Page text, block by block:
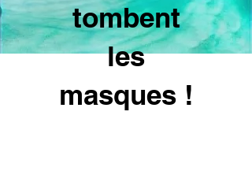
tombent
les
masques !